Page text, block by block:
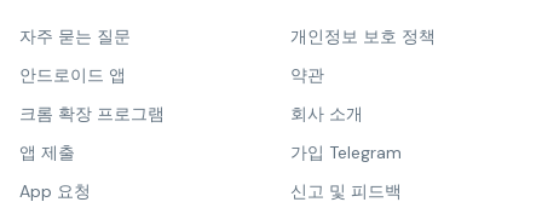
자주 묻는 질문
안드로이드 앱
크롬 확장 프로그램
앱 제출
App 요청
개인정보 보호 정책
약관
회사 소개
가입 Telegram
신고 및 피드백